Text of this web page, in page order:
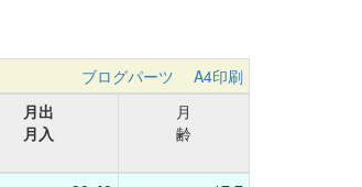
ブログパーツ
A4印刷
月出
月入
月
齢